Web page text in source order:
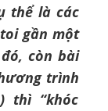
thể là các
gần một
còn bài
trình
thì “khóc